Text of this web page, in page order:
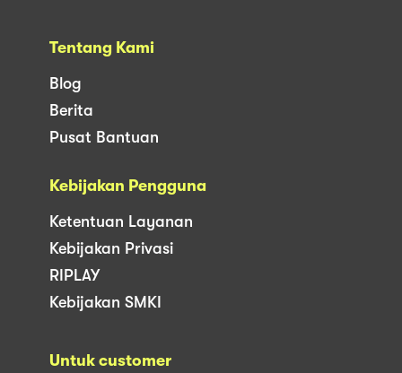
Tentang Kami
Blog
Berita
Pusat Bantuan
Kebijakan Pengguna
Ketentuan Layanan
Kebijakan Privasi
RIPLAY
Kebijakan SMKI
Untuk customer